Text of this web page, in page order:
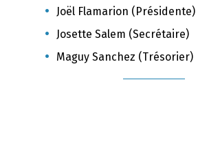
Joël Flamarion (Présidente)
Josette Salem (Secrétaire)
Maguy Sanchez (Trésorier)